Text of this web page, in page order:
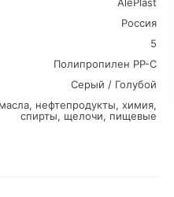
Россия
5
Полипропилен PP-C
Серый / Голубой
нефтепродукты, химия,
спирты, щелочи, пищевые